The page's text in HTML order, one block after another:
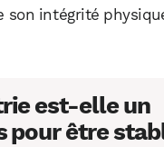
son intégrité
est-elle un
pour être